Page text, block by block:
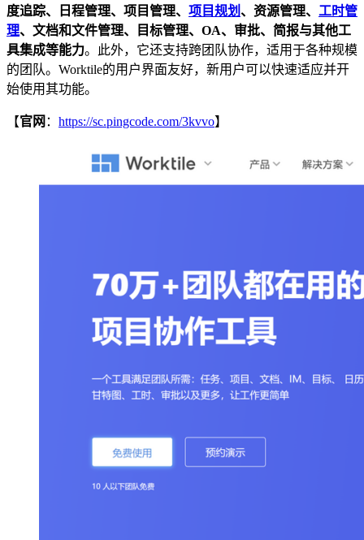
度追踪、日程管理、项目管理、 项目规划、资源管理、 工时管
理、文档和文件管理、目标管理、OA、审批、简报与其他工
具集成等能力。此外，它还支持跨团队协作，适用于各种规模
的团队。Worktile的用户界面友好，新用户可以快速适应并开
始使用其功能。
【官网 ： https://sc.pingcode.com/3kvvo】